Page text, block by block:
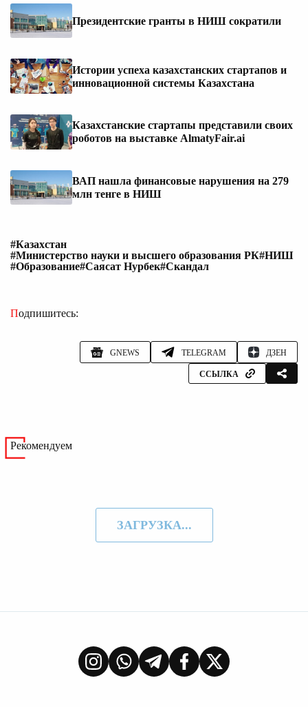
Президентские гранты в НИШ сократили
Истории успеха казахстанских стартапов и
инновационной системы Казахстана
Казахстанские стартапы представили своих
роботов на выставке AlmatyFair.ai
ВАП нашла финансовые нарушения на 279
млн тенге в НИШ
#Казахстан
#Министерство науки и высшего образования РК#НИШ
#Образование#Саясат Нурбек#Скандал
Подпишитесь:
GNEWS TELEGRAM ДЗЕН
ССЫЛКА
Рекомендуем
ЗАГРУЗКА...